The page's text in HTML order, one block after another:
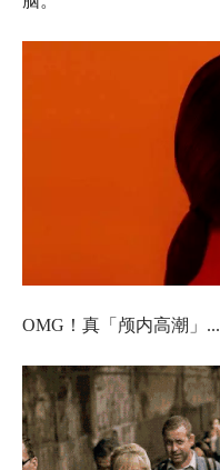
OMG！真「颅内高潮」...